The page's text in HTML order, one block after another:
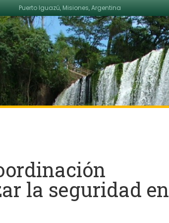
Puerto Iguazú, Misiones, Argentina
la seguridad en